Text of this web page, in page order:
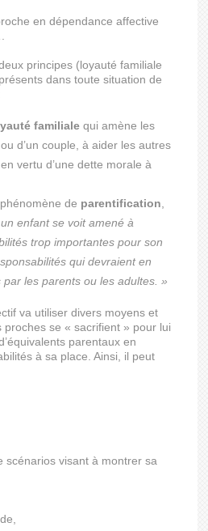
en dépendance affective
principes (loyauté familiale
dans toute situation de
familialequi amène les
d’un couple, à aider les autres
vertu d’une dette morale à
de parentification
enfant se voit amené à
trop importantes pour son
qui devraient en
les parents ou les adultes. »
va utiliser divers moyens et
se « sacrifient » pour lui
parentaux en
à sa place. Ainsi, il peut
scénarios visant à montrer sa